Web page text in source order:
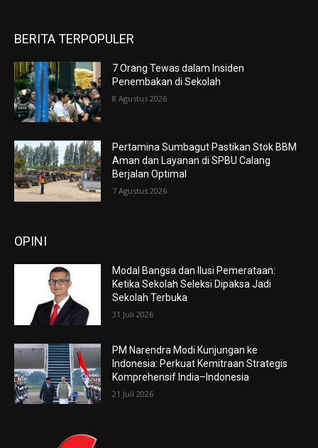
BERITA TERPOPULER
7 Orang Tewas dalam Insiden
Penembakan di Sekolah
8 Agustus 2026
Pertamina Sumbagut Pastikan Stok BBM
Aman dan Layanan di SPBU Calang
Berjalan Optimal
7 Agustus 2026
OPINI
Modal Bangsa dan Ilusi Pemerataan:
Ketika Sekolah Seleksi Dipaksa Jadi
Sekolah Terbuka
31 Juli 2026
PM Narendra Modi Kunjungan ke
Indonesia: Perkuat Kemitraan Strategis
Komprehensif India–Indonesia
21 Juli 2026